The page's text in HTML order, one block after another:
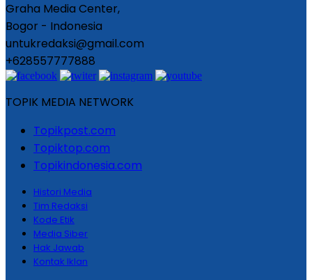
Graha Media Center,
Bogor - Indonesia
untukredaksi@gmail.com
+628557777888
TOPIK MEDIA NETWORK
Topikpost.com
Topiktop.com
Topikindonesia.com
Histori Media
Tim Redaksi
Kode Etik
Media Siber
Hak Jawab
Kontak Iklan